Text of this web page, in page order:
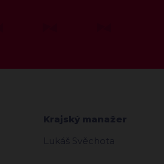
Krajský manažer
Lukáš Svěchota